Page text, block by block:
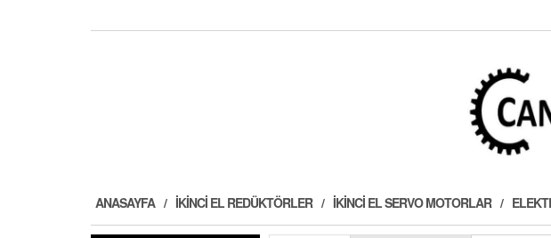
ANASAYFA İKINCI EL REDÜKTÖRLER İKINCI EL SERVO MOTORLAR